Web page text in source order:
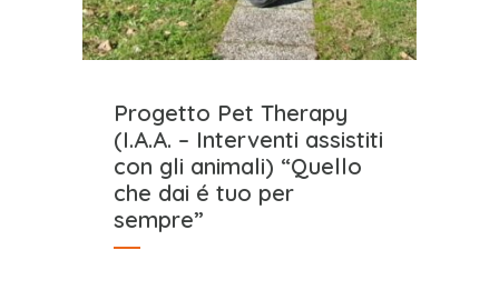
Progetto Pet Therapy
(I.A.A. – Interventi assistiti
con gli animali) “Quello
che dai é tuo per
sempre”